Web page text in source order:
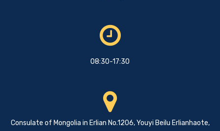
08:30-17:30
Consulate of Mongolia in Erlian No.1206, Youyi Beilu Erlianhaote,